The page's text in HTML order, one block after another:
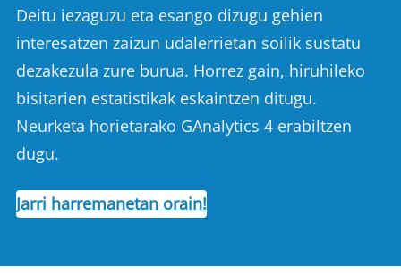
Deitu iezaguzu eta esango dizugu gehien
interesatzen zaizun udalerrietan soilik sustatu
dezakezula zure burua. Horrez gain, hiruhileko
bisitarien estatistikak eskaintzen ditugu.
Neurketa horietarako GAnalytics 4 erabiltzen
dugu.
Jarri harremanetan orain!